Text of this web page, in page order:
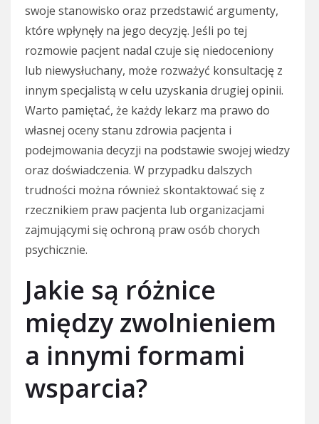
swoje stanowisko oraz przedstawić argumenty,
które wpłynęły na jego decyzję. Jeśli po tej
rozmowie pacjent nadal czuje się niedoceniony
lub niewysłuchany, może rozważyć konsultację z
innym specjalistą w celu uzyskania drugiej opinii.
Warto pamiętać, że każdy lekarz ma prawo do
własnej oceny stanu zdrowia pacjenta i
podejmowania decyzji na podstawie swojej wiedzy
oraz doświadczenia. W przypadku dalszych
trudności można również skontaktować się z
rzecznikiem praw pacjenta lub organizacjami
zajmującymi się ochroną praw osób chorych
psychicznie.
Jakie są różnice
między zwolnieniem
a innymi formami
wsparcia?